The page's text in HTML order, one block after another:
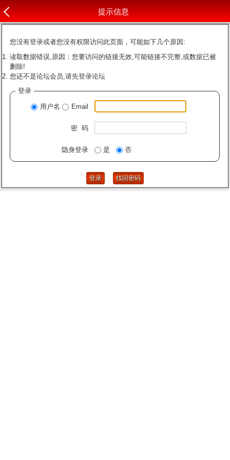
提示信息
您没有登录或者您没有权限访问此页面，可能如下几个原因:
读取数据错误,原因：您要访问的链接无效,可能链接不完整,或数据已被
删除!
您还不是论坛会员,请先登录论坛
登录
用户名 Email
密 码
隐身登录 是 否